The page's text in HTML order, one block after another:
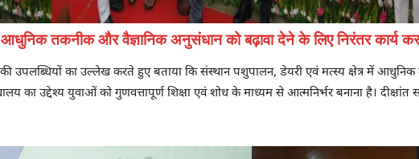
तकनीक और वैज्ञानिक अनुसंधान को बढ़ावा देने के लिए निरंतर कार्य
की उपलब्धियों का उल्लेख करते हुए बताया कि संस्थान पशुपालन, डेयरी एवं मत्स्य क्षेत्र में
का उद्देश्य युवाओं को गुणवत्तापूर्ण शिक्षा एवं शोध के माध्यम से आत्मनिर्भर बनाना है। दीक्षांत